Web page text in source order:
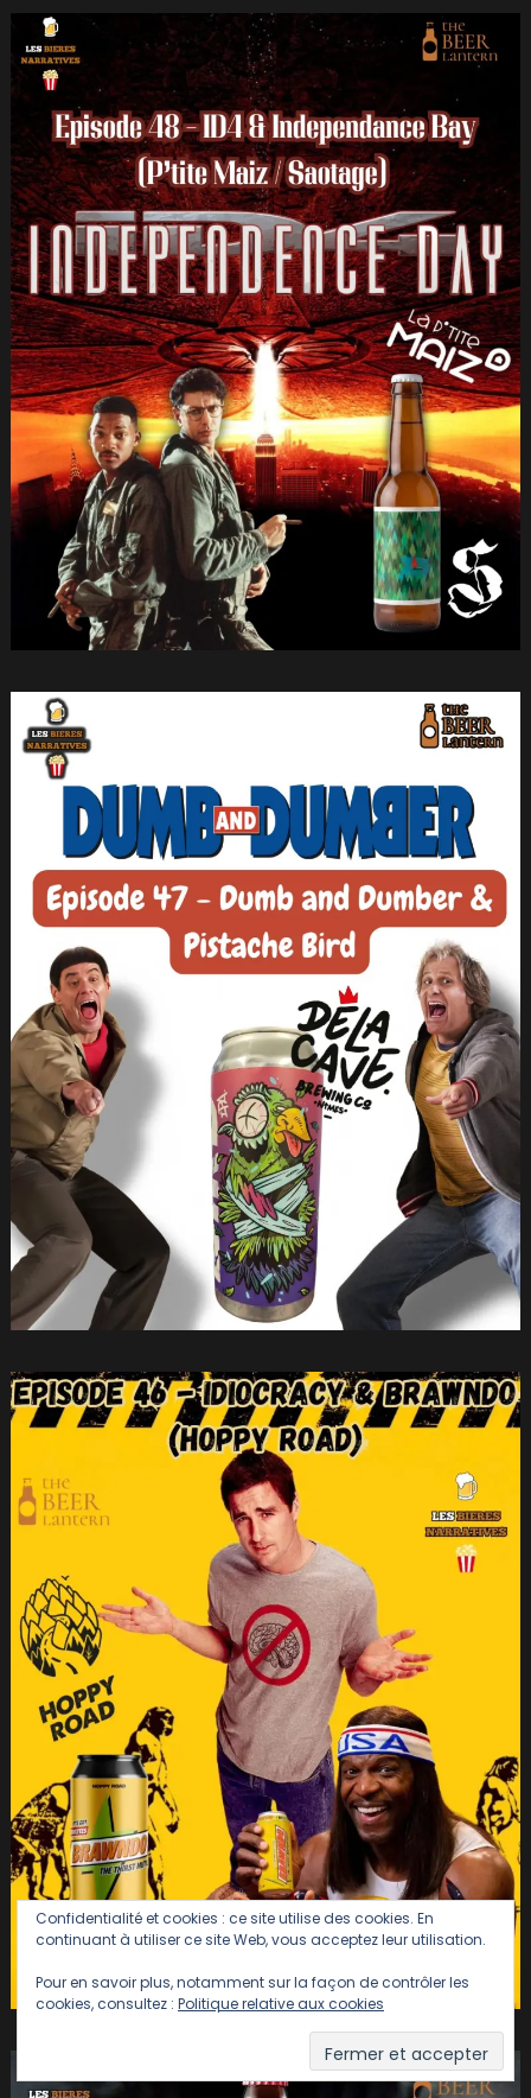
Confidentialité et cookies : ce site utilise des cookies. En
continuant à utiliser ce site Web, vous acceptez leur utilisation.
Pour en savoir plus, notamment sur la façon de contrôler les
cookies, consultez : Politique relative aux cookies